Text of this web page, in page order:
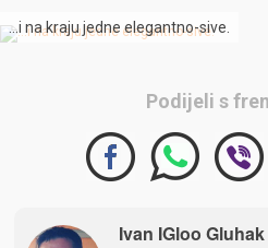
…i na kraju jedne elegantno-sive.
Podijeli s
Ivan IGloo Gluhak